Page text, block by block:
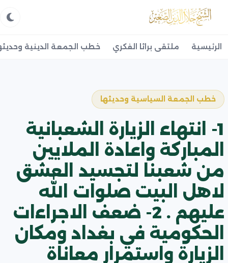
الرئيسية ملتقى براثا الفكري خطب الجمعة الدينية
خطب الجمعة السياسية وحديثها
1- انتهاء الزيارة الشعبانية
المباركة واعادة الملايين
من شعبنا لتجسيد العشق
لاهل البيت صلوات الله
عليهم . 2- ضعف الاجراءات
الحكومية في بغداد ومكان
الزيارة واستمرار معاناة